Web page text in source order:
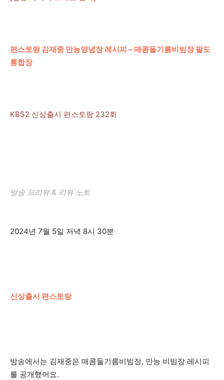
편스토랑 김재중 만능양념장 레시피 – 매콤들기름비빔장 팔도
통합장
KBS2 신상출시 편스토랑 232회
방송 프리뷰 & 리뷰 노트
2024년 7월 5일 저녁 8시 30분
신상출시 편스토랑
방송에서는 김재중은 매콤들기름비빔장, 만능 비빔장 레시피
를 공개했어요.